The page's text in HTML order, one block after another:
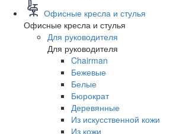
Офисные кресла и стулья
Офисные кресла и стулья
Для руководителя
Для руководителя
Chairman
Бежевые
Белые
Бюрократ
Деревянные
Из искусственной кожи
Из кожи